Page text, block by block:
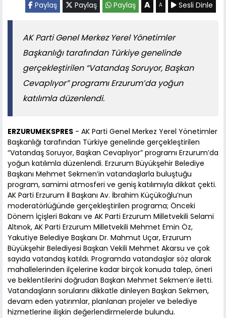
Paylaş Paylaş Paylaş A A Sesli Dinle
AK Parti Genel Merkez Yerel Yönetimler
Başkanlığı tarafından Türkiye genelinde
gerçekleştirilen “Vatandaş Soruyor, Başkan
Cevaplıyor” programı Erzurum’da yoğun
katılımla düzenlendi.
ERZURUMEKSPRES - AK Parti Genel Merkez Yerel Yönetimler
Başkanlığı tarafından Türkiye genelinde gerçekleştirilen
“Vatandaş Soruyor, Başkan Cevaplıyor” programı Erzurum’da
yoğun katılımla düzenlendi. Erzurum Büyükşehir Belediye
Başkanı Mehmet Sekmen’in vatandaşlarla buluştuğu
program, samimi atmosferi ve geniş katılımıyla dikkat çekti.
AK Parti Erzurum İl Başkanı Av. İbrahim Küçükoğlu’nun
moderatörlüğünde gerçekleştirilen programa; Önceki
Dönem İçişleri Bakanı ve AK Parti Erzurum Milletvekili Selami
Altınok, AK Parti Erzurum Milletvekili Mehmet Emin Öz,
Yakutiye Belediye Başkanı Dr. Mahmut Uçar, Erzurum
Büyükşehir Belediyesi Başkan Vekili Mehmet Akarsu ve çok
sayıda vatandaş katıldı. Programda vatandaşlar söz alarak
mahallelerinden ilçelerine kadar birçok konuda talep, öneri
ve beklentilerini doğrudan Başkan Mehmet Sekmen’e iletti.
Vatandaşların sorularını dikkatle dinleyen Başkan Sekmen,
devam eden yatırımlar, planlanan projeler ve belediye
hizmetlerine ilişkin değerlendirmelerde bulundu.